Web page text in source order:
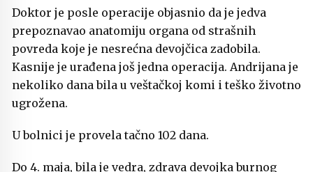
Doktor je posle operacije objasnio da je jedva
prepoznavao anatomiju organa od strašnih
povreda koje je nesrećna devojčica zadobila.
Kasnije je urađena još jedna operacija. Andrijana je
nekoliko dana bila u veštačkoj komi i teško životno
ugrožena.
U bolnici je provela tačno 102 dana.
Do 4. maja, bila je vedra, zdrava devojka burnog